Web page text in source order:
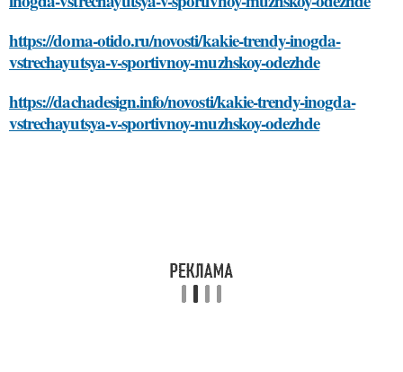
https://doma-otido.ru/novosti/kakie-trendy-inogda-
vstrechayutsya-v-sportivnoy-muzhskoy-odezhde
https://dachadesign.info/novosti/kakie-trendy-inogda-
vstrechayutsya-v-sportivnoy-muzhskoy-odezhde